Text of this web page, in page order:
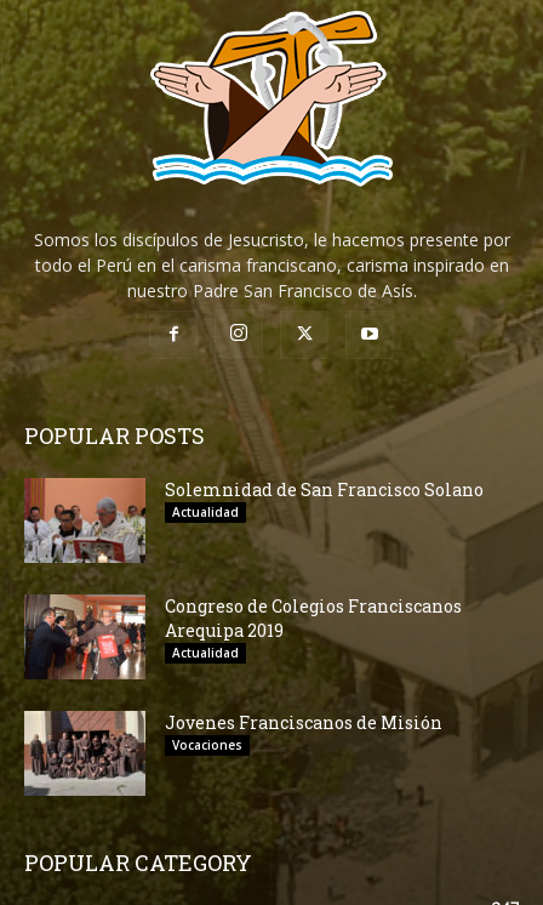
Somos los discípulos de Jesucristo, le hacemos presente por
todo el Perú en el carisma franciscano, carisma inspirado en
nuestro Padre San Francisco de Asís.
POPULAR POSTS
Solemnidad de San Francisco Solano
Actualidad
Congreso de Colegios Franciscanos
Arequipa 2019
Actualidad
Jovenes Franciscanos de Misión
Vocaciones
POPULAR CATEGORY